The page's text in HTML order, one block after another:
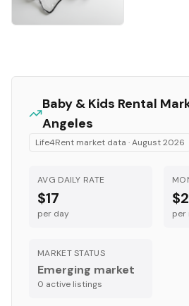
Baby & Kids Rental
Angeles
Life4Rent market data ·August 2026
AVG DAILY RATE
$17
per day per
MARKET STATUS
Emerging market
0 active listings